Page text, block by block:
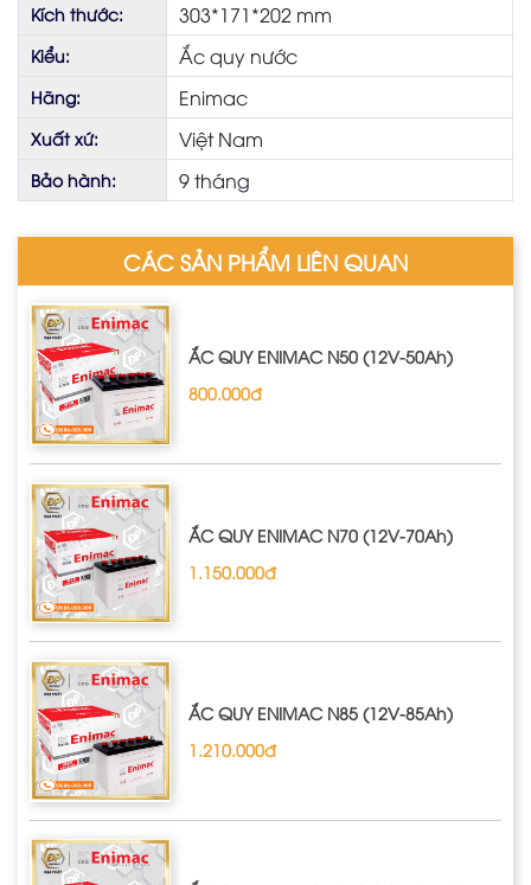
Kích thước: 303*171*202 mm
Kiểu: Ắc quy nước
Hãng: Enimac
Xuất xứ: Việt Nam
Bảo hành: 9 tháng
CÁC SẢN PHẨM LIÊN QUAN
ẮC QUY ENIMAC N50 (12V-50Ah)
800.000đ
ẮC QUY ENIMAC N70 (12V-70Ah)
1.150.000đ
ẮC QUY ENIMAC N85 (12V-85Ah)
1.210.000đ